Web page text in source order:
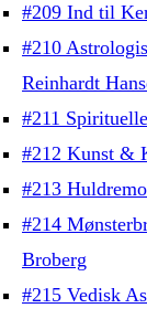
#209 Ind til
#210
Reinhardt
#211
#212 Kunst &
#213
#214
Broberg
#215 Vedisk